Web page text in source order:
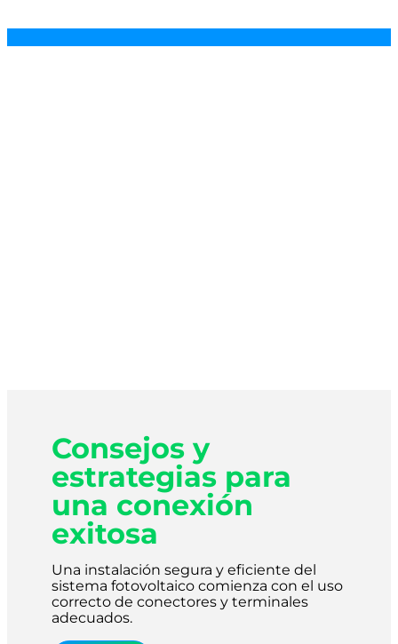
Consejos y
estrategias para
una conexión
exitosa
Una instalación segura y eficiente del
sistema fotovoltaico comienza con el uso
correcto de conectores y terminales
adecuados.